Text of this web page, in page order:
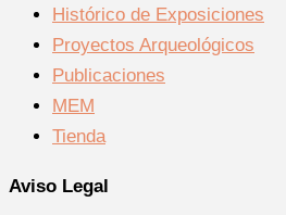
Histórico de Exposiciones
Proyectos Arqueológicos
Publicaciones
MEM
Tienda
Aviso Legal